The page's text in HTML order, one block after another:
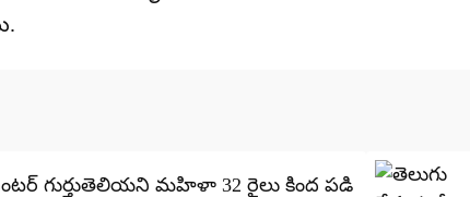
గుర్తుతెలియని మహిళా 32 రైలు కింద పడి